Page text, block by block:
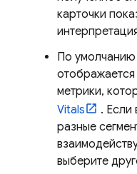
карточки
По умолчанию
метрики,
Vitals
. Если
разные
выберите